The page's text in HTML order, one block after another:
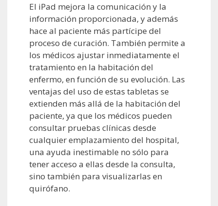
El iPad mejora la comunicación y la
información proporcionada, y además
hace al paciente más partícipe del
proceso de curación. También permite a
los médicos ajustar inmediatamente el
tratamiento en la habitación del
enfermo, en función de su evolución. Las
ventajas del uso de estas tabletas se
extienden más allá de la habitación del
paciente, ya que los médicos pueden
consultar pruebas clínicas desde
cualquier emplazamiento del hospital,
una ayuda inestimable no sólo para
tener acceso a ellas desde la consulta,
sino también para visualizarlas en
quirófano.